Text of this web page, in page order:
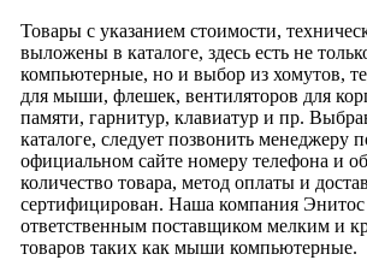
Товары с указанием стоимости,
выложены в каталоге, здесь есть не
компьютерные, но и выбор из хомутов,
для мыши, флешек, вентиляторов для
памяти, гарнитур, клавиатур и пр.
каталоге, следует позвонить менеджеру
официальном сайте номеру телефона и
количество товара, метод оплаты и
сертифицирован. Наша компания Энитос
ответственным поставщиком мелким и
товаров таких как мыши компьютерные.